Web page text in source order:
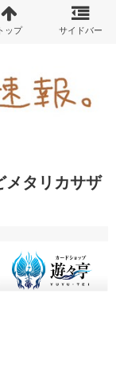
メタリカサザ